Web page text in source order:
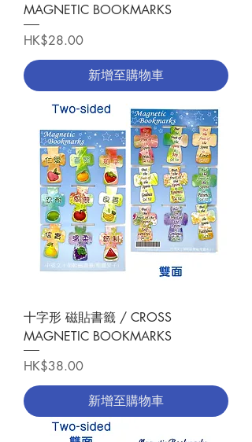
MAGNETIC BOOKMARKS
價格
HK$28.00
新增至購物車
十字形 磁貼書籤 / CROSS
MAGNETIC BOOKMARKS
價格
HK$38.00
新增至購物車